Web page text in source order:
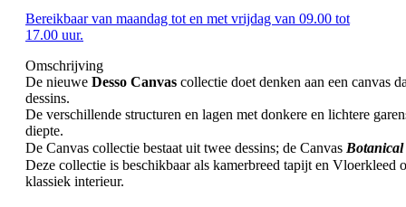
Bereikbaar van maandag tot en met vrijdag van 09.00 tot
17.00 uur.
Omschrijving
De nieuwe Desso Canvas collectie doet denken aan een canvas
dessins.
De verschillende structuren en lagen met donkere en lichtere
diepte.
De Canvas collectie bestaat uit twee dessins; de Canvas Botanical
Deze collectie is beschikbaar als kamerbreed tapijt en Vloerkleed
klassiek interieur.